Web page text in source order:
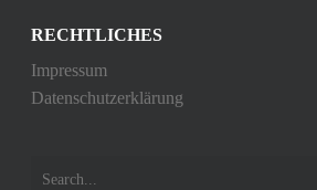
RECHTLICHES
Impressum
Datenschutzerklärung